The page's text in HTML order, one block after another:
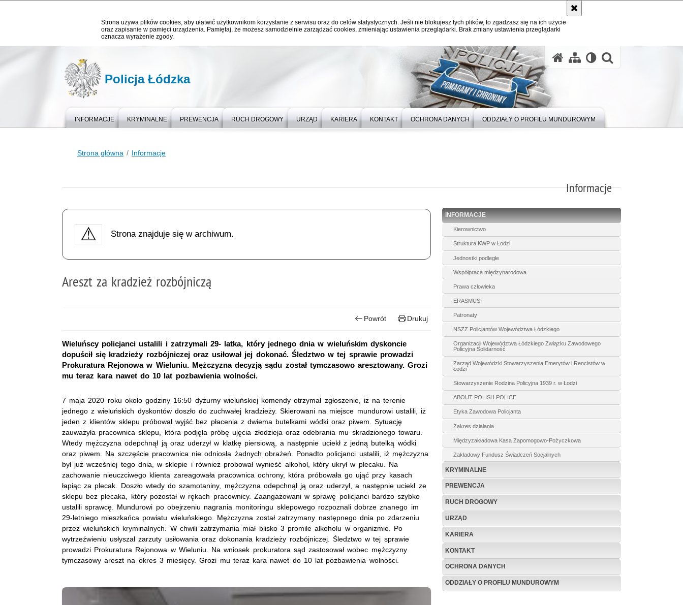
Strona używa plików cookies, aby ułatwić użytkownikom korzystanie z serwisu oraz do celów statystycznych. Jeśli nie blokujesz tych plików, to zgadzasz się na ich użycie
oraz zapisanie w pamięci urządzenia. Pamiętaj, że możesz samodzielnie zarządzać cookies, zmieniając ustawienia przeglądarki. Brak zmiany ustawienia przeglądarki
oznacza wyrażenie zgody.
Policja Łódzka
INFORMACJE KRYMINALNE PREWENCJA RUCH DROGOWY URZĄD KARIERA KONTAKT OCHRONA DANYCH ODDZIAŁY O PROFILU MUNDUROWYM
Strona główna Informacje
Informacje
Strona znajduje się w archiwum.
Areszt za kradzież rozbójniczą
Powrót Drukuj
Wieluńscy policjanci ustalili i zatrzymali 29- latka, który jednego dnia w wieluńskim dyskoncie
dopuścił się kradzieży rozbójniczej oraz usiłował jej dokonać. Śledztwo w tej sprawie prowadzi
Prokuratura Rejonowa w Wieluniu. Mężczyzna decyzją sądu został tymczasowo aresztowany. Grozi
mu teraz kara nawet do 10 lat pozbawienia wolności.
7 maja 2020 roku około godziny 16:50 dyżurny wieluńskiej komendy otrzymał zgłoszenie, iż na terenie
jednego z wieluńskich dyskontów doszło do zuchwałej kradzieży. Skierowani na miejsce mundurowi ustalili, iż
jeden z klientów sklepu próbował wyjść bez płacenia z dwiema butelkami wódki oraz piwem. Sytuację
zauważyła pracownica sklepu, która podjęła próbę ujęcia złodzieja oraz odebrania mu skradzionego towaru.
Wtedy mężczyzna odepchnął ją oraz uderzył w klatkę piersiową, a następnie uciekł z jedną butelką wódki
oraz piwem. Na szczęście pracownica nie odniosła żadnych obrażeń. Ponadto policjanci ustalili, iż mężczyzna
był już wcześniej tego dnia, w sklepie i również probował wynieść alkohol, który ukrył w plecaku. Na
zachowanie nieuczciwego klienta zareagowała pracownica ochrony, która próbowała go ująć przy kasach
łapiąc za plecak. Doszło wtedy do szamotaniny, mężczyzna odepchnął ją oraz uderzył, a następnie uciekł ze
sklepu bez plecaka, który pozostał w rękach pracownicy. Zaangażowani w sprawę policjanci bardzo szybko
ustalili sprawcę. Mundurowi po obejrzeniu nagrania monitoringu sklepowego rozpoznali dobrze znanego im
29-letniego mieszkańca powiatu wieluńskiego. Mężczyzna został zatrzymany następnego dnia po zdarzeniu
przez wieluńskich kryminalnych. W chwili zatrzymania miał blisko 3 promile alkoholu w organizmie. Po
wytrzeźwieniu usłyszał zarzuty usiłowania oraz dokonania kradzieży rozbójniczej. Śledztwo w tej sprawie
prowadzi Prokuratura Rejonowa w Wieluniu. Na wniosek prokuratora sąd zastosował wobec mężczyzny
tymczasowy areszt na okres 3 miesięcy. Grozi mu teraz kara nawet do 10 lat pozbawienia wolności.
INFORMACJE
Kierownictwo
Struktura KWP w Łodzi
Jednostki podległe
Współpraca międzynarodowa
Prawa człowieka
ERASMUS+
Patronaty
NSZZ Policjantów Województwa Łódzkiego
Organizacji Województwa Łódzkiego Związku Zawodowego
Policyjna Solidarność
Zarząd Wojewódzki Stowarzyszenia Emerytów i Rencistów w
Łodzi
Stowarzyszenie Rodzina Policyjna 1939 r. w Łodzi
ABOUT POLISH POLICE
Etyka Zawodowa Policjanta
Zakres działania
Międzyzakładowa Kasa Zapomogowo-Pożyczkowa
Zakładowy Fundusz Świadczeń Socjalnych
KRYMINALNE
PREWENCJA
RUCH DROGOWY
URZĄD
KARIERA
KONTAKT
OCHRONA DANYCH
ODDZIAŁY O PROFILU MUNDUROWYM